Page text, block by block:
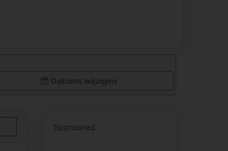
Datums wijzigen
Sponsored